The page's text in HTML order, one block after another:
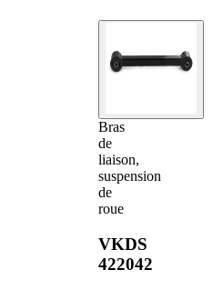
Bras
de
liaison,
suspension
de
roue
VKDS
422042